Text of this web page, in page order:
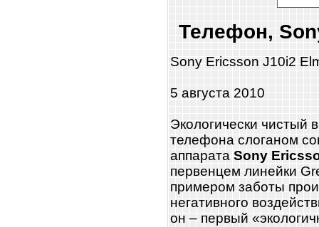
Телефон,
Sony Ericsson J10i2
5 августа 2010
Экологически
телефона слоганом
аппарата Sony
первенцем линейки
примером заботы
негативного
он – первый